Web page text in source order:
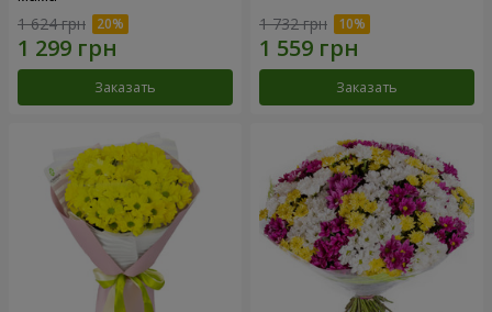
1 624 грн
Заказать
1 732 грн
Заказать